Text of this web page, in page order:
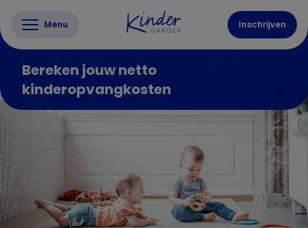
Menu Inschrijven
Bereken jouw netto
kinderopvangkosten